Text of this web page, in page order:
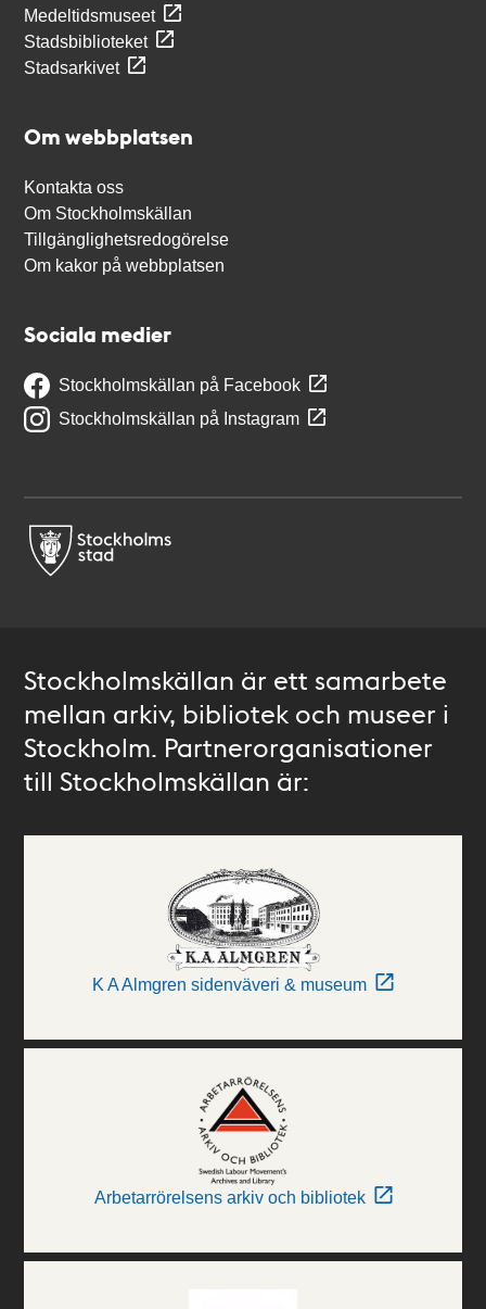
Medeltidsmuseet
Stadsbiblioteket
Stadsarkivet
Om webbplatsen
Kontakta oss
Om Stockholmskällan
Tillgänglighetsredogörelse
Om kakor på webbplatsen
Sociala medier
Stockholmskällan på Facebook
Stockholmskällan på Instagram
Stockholmskällan är ett samarbete
mellan arkiv, bibliotek och museer i
Stockholm. Partnerorganisationer
till Stockholmskällan är:
K A Almgren sidenväveri & museum
Arbetarrörelsens arkiv och bibliotek